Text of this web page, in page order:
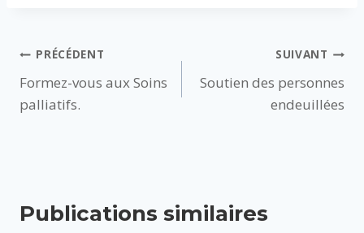
Navigation
de
l’article
PRÉCÉDENT
Formez-vous aux Soins
palliatifs.
SUIVANT
Soutien des personnes
endeuillées
Publications similaires